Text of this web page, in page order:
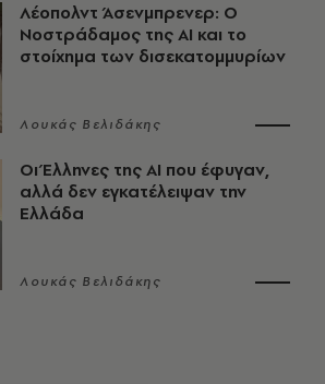
Λέοπολντ Άσενμπρενερ: Ο
Νοστράδαμος της AI και το
στοίχημα των δισεκατομμυρίων
Λουκάς Βελιδάκης
Οι Έλληνες της ΑΙ που έφυγαν,
αλλά δεν εγκατέλειψαν την
Ελλάδα
Λουκάς Βελιδάκης